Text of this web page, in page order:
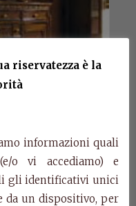
riservatezza è la
informazioni quali
o vi accediamo) e
gli identificativi unici
da un dispositivo, per